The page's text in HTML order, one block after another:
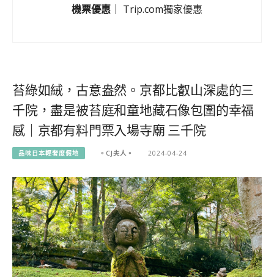
機票優惠
Trip.com獨家優惠
苔綠如絨，古意盎然。京都比叡山深處的三
千院，盡是被苔庭和童地藏石像包圍的幸福
感｜京都有料門票入場寺廟 三千院
品味日本輕奢度假地 。CJ夫人。 2024-04-24